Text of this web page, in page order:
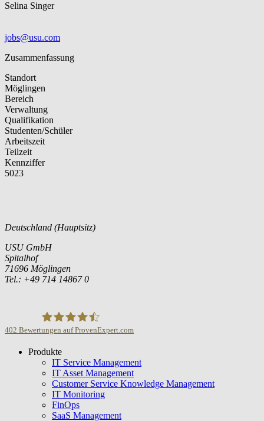
Selina Singer
jobs@usu.com
Zusammenfassung
Standort
Möglingen
Bereich
Verwaltung
Qualifikation
Studenten/Schüler
Arbeitszeit
Teilzeit
Kennziffer
5023
Deutschland (Hauptsitz)
USU GmbH
Spitalhof
71696 Möglingen
Tel.: +49 714 14867 0
USU GmbH
402 Bewertungen auf ProvenExpert.com
Produkte
IT Service Management
IT Asset Management
Customer Service Knowledge Management
IT Monitoring
FinOps
SaaS Management